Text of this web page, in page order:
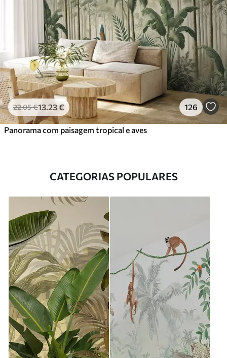
22.05€13.23€ 126
Panorama com paisagem tropical e aves
CATEGORIAS POPULARES